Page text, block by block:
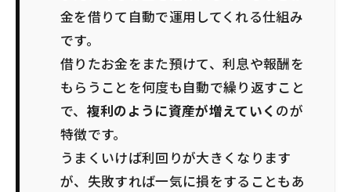
金を借りて自動で運用してくれる仕組み
です。
借りたお金をまた預けて、利息や報酬を
もらうことを何度も自動で繰り返すこと
で、 複利のように資産が増えていく のが
特徴です。
うまくいけば利回りが大きくなります
が、失敗すれば一気に損をすることもあ